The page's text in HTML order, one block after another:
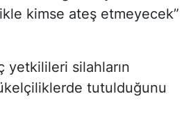
kimse ateş etmeyecek”
yetkilileri silahların
tutulduğunu